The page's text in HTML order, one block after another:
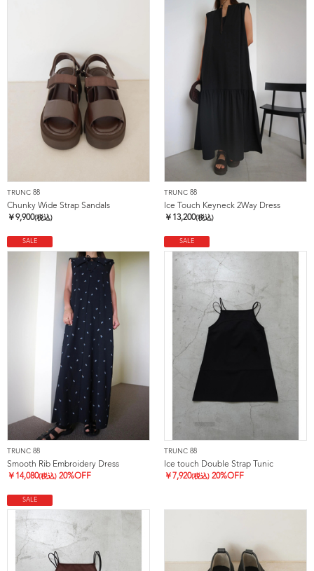
TRUNC 88
Chunky Wide Strap Sandals
￥9,900(税込)
TRUNC 88
Ice Touch Keyneck 2Way Dress
￥ 13,200(税込)
SALE
TRUNC 88
Smooth Rib Embroidery Dress
￥ 14,080(税込) 20%OFF
SALE
TRUNC 88
Ice touch Double Strap Tunic
￥ 7,920(税込) 20%OFF
SALE